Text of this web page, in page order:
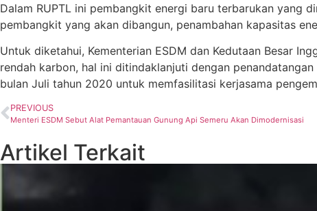
Dalam RUPTL ini pembangkit energi baru terbarukan yang
pembangkit yang akan dibangun, penambahan kapasitas
Untuk diketahui, Kementerian ESDM dan Kedutaan Besar
rendah karbon, hal ini ditindaklanjuti dengan
bulan Juli tahun 2020 untuk memfasilitasi kerjasama
PREVIOUS
Menteri ESDM Sebut Alat Pemantauan Gunung Api Semeru Akan Dimodernisasi
Artikel Terkait